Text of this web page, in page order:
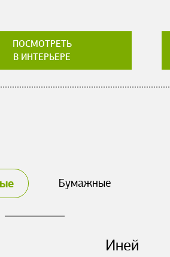
ПОСМОТРЕТЬ
В ИНТЕРЬЕРЕ
Бумажные
Иней